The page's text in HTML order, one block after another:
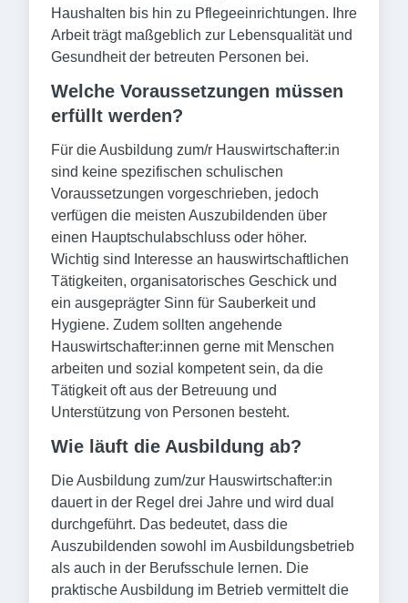
Haushalten bis hin zu Pflegeeinrichtungen. Ihre
Arbeit trägt maßgeblich zur Lebensqualität und
Gesundheit der betreuten Personen bei.
Welche Voraussetzungen müssen
erfüllt werden?
Für die Ausbildung zum/r Hauswirtschafter:in
sind keine spezifischen schulischen
Voraussetzungen vorgeschrieben, jedoch
verfügen die meisten Auszubildenden über
einen Hauptschulabschluss oder höher.
Wichtig sind Interesse an hauswirtschaftlichen
Tätigkeiten, organisatorisches Geschick und
ein ausgeprägter Sinn für Sauberkeit und
Hygiene. Zudem sollten angehende
Hauswirtschafter:innen gerne mit Menschen
arbeiten und sozial kompetent sein, da die
Tätigkeit oft aus der Betreuung und
Unterstützung von Personen besteht.
Wie läuft die Ausbildung ab?
Die Ausbildung zum/zur Hauswirtschafter:in
dauert in der Regel drei Jahre und wird dual
durchgeführt. Das bedeutet, dass die
Auszubildenden sowohl im Ausbildungsbetrieb
als auch in der Berufsschule lernen. Die
praktische Ausbildung im Betrieb vermittelt die